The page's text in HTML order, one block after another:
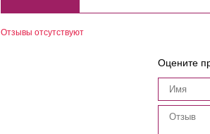
Отзывы отсутствуют
Оцените